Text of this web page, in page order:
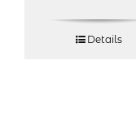
Details